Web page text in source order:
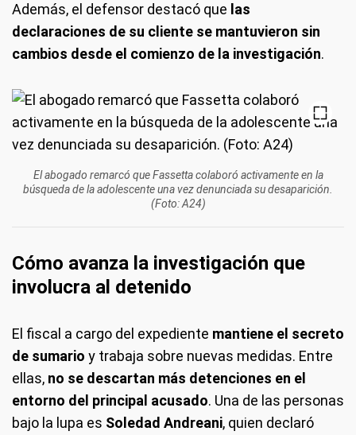
Además, el defensor destacó que las
declaraciones de su cliente se mantuvieron sin
cambios desde el comienzo de la investigación.
El abogado remarcó que Fassetta colaboró activamente en la
búsqueda de la adolescente una vez denunciada su desaparición.
(Foto: A24)
Cómo avanza la investigación que
involucra al detenido
El fiscal a cargo del expediente mantiene el secreto
de sumario y trabaja sobre nuevas medidas. Entre
ellas, no se descartan más detenciones en el
entorno del principal acusado. Una de las personas
bajo la lupa es Soledad Andreani, quien declaró